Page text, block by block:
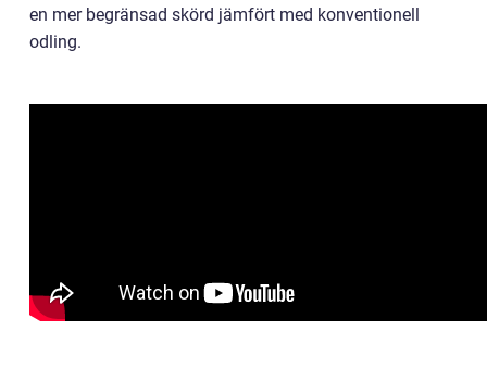
en mer begränsad skörd jämfört med konventionell
odling.